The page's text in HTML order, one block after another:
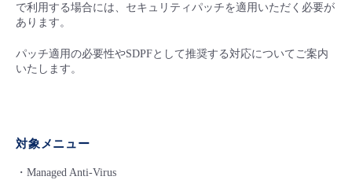
すべてのメニューを見る
管理機能
すべてのメニューを見る
モニタリング/監査
サポート
- ユーザー機能の管理
- APIリファレンス
- IoT
- マルチクラウド利用
メンテナンス予定
定期メンテナンス
販売パートナー向けプログラム
協業パートナー
トレーニング/操作動画
脱炭素化
で利用する場合には、セキュリティパッチを適用いただく必要が
あります。
パッチ適用の必要性やSDPFとして推奨する対応についてご案内
いたします。
対象メニュー
・Managed Anti-Virus